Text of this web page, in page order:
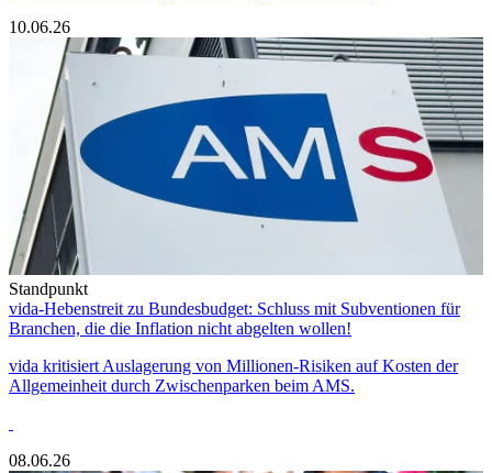
10.06.26
Standpunkt
vida-Hebenstreit zu Bundesbudget: Schluss mit Subventionen für
Branchen, die die Inflation nicht abgelten wollen!
vida kritisiert Auslagerung von Millionen-Risiken auf Kosten der
Allgemeinheit durch Zwischenparken beim AMS.
08.06.26